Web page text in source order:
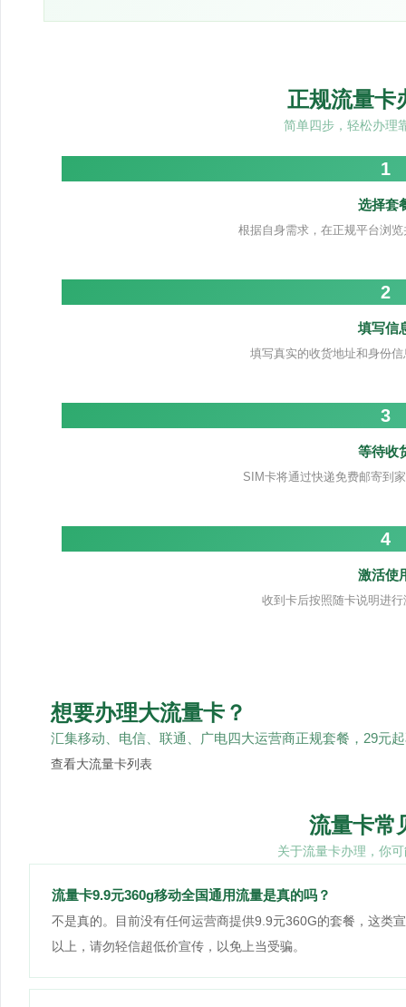
正规流量卡
简单四步，轻松办理
1
选择套
根据自身需求，在正规平台浏
2
填写信
填写真实的收货地址和身份
3
等待收
SIM卡将通过快递免费邮寄到
4
激活使
收到卡后按照随卡说明进
想要办理大流量卡？
汇集移动、电信、联通、广电四大运营商正规套餐，29元
查看大流量卡列表
流量卡常
关于流量卡办理，你
流量卡9.9元360g移动全国通用流量是真的吗？
不是真的。目前没有任何运营商提供9.9元360G的套餐，这类
以上，请勿轻信超低价宣传，以免上当受骗。